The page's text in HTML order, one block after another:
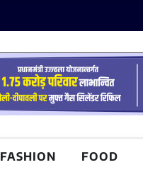
FASHION FOOD